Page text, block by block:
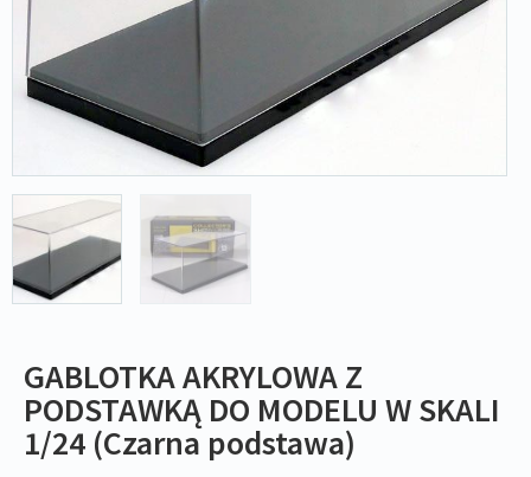
GABLOTKA AKRYLOWA Z
PODSTAWKĄ DO MODELU W SKALI
1/24 (Czarna podstawa)